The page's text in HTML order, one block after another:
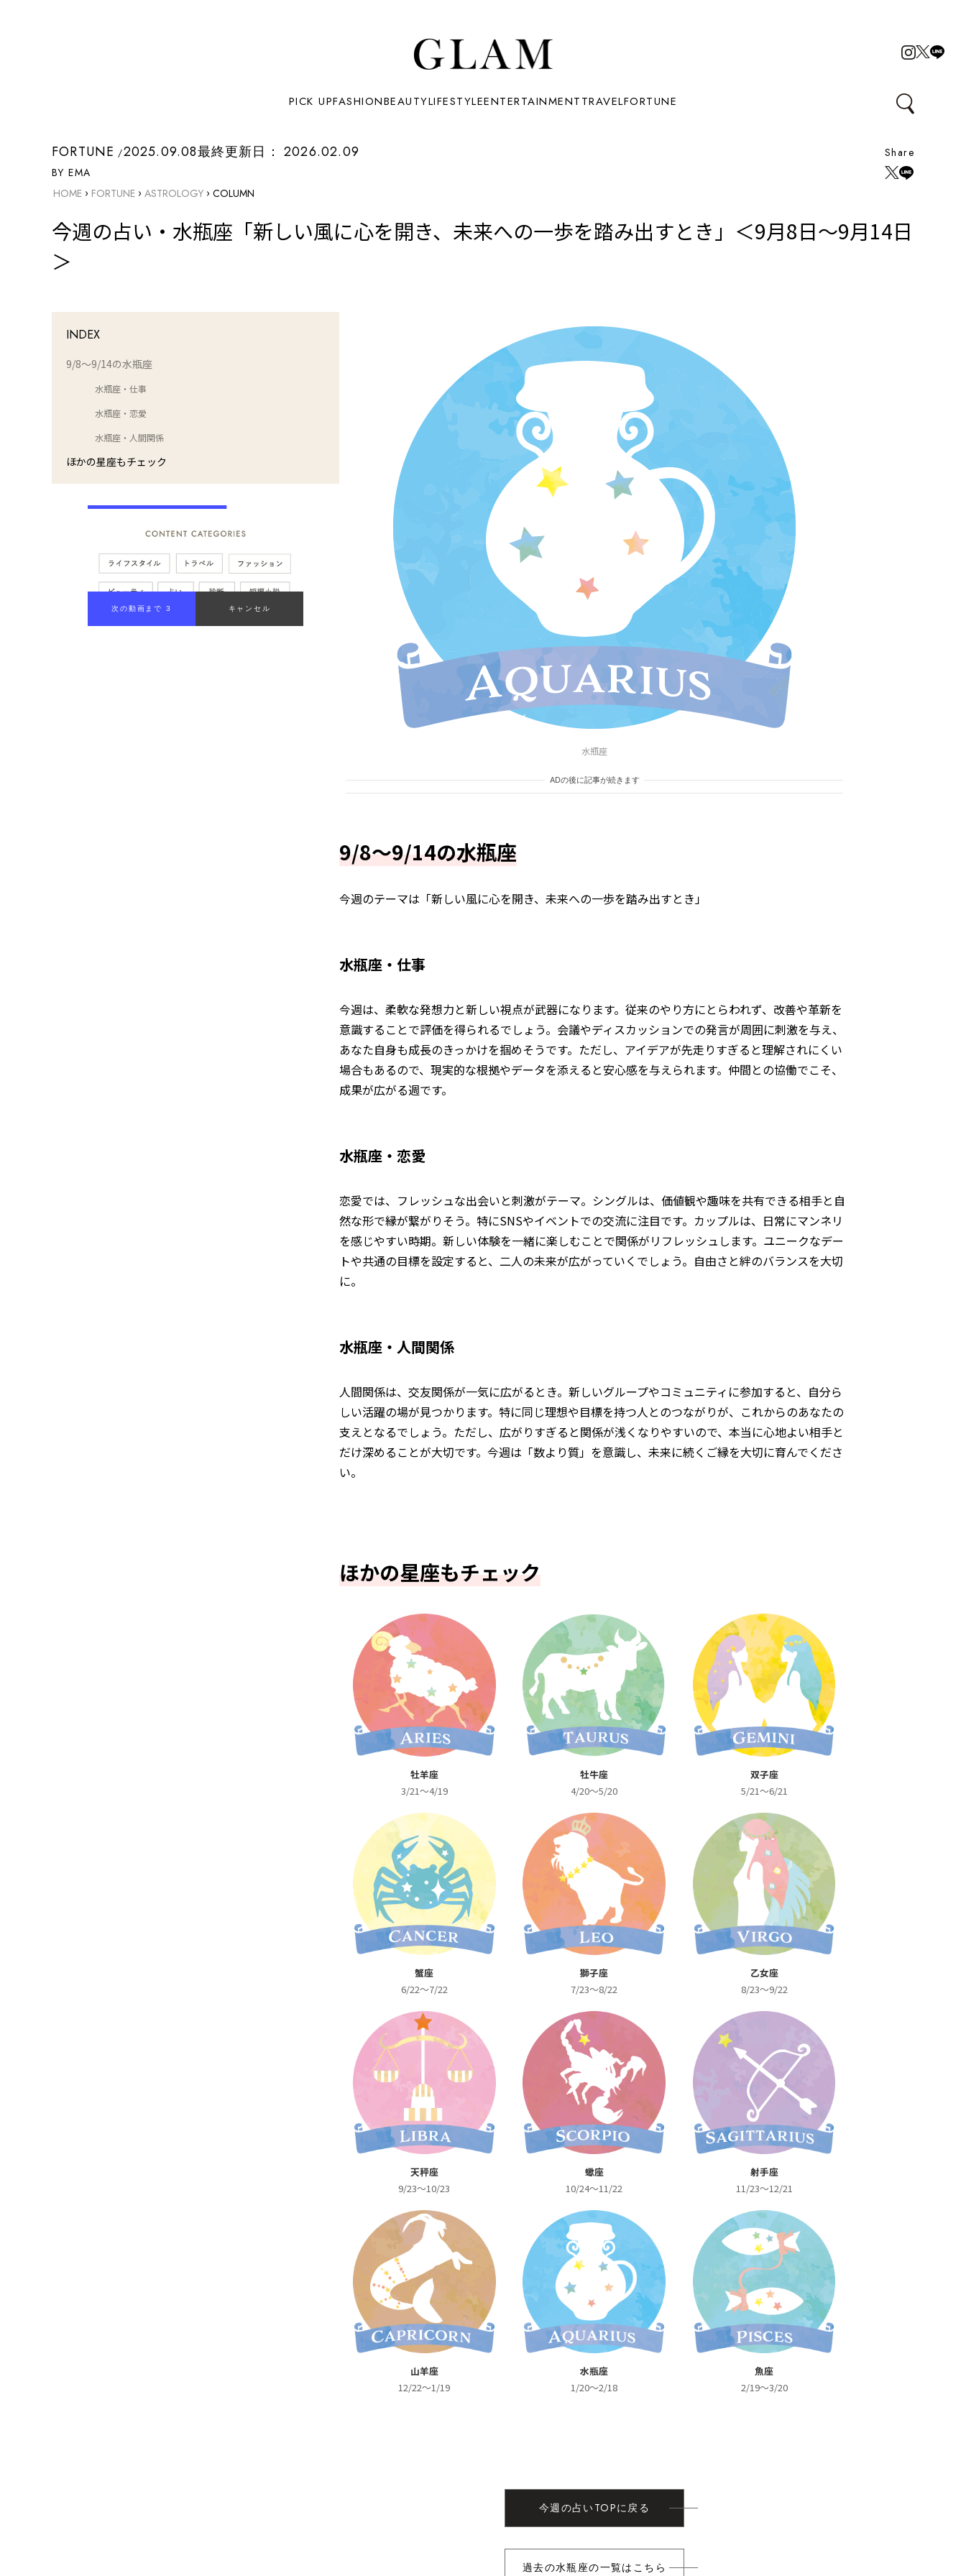
PICK UPFASHIONBEAUTYLIFESTYLEENTERTAINMENTTRAVELFORTUNE
FORTUNE 2025.09.08最終更新日： 2026.02.09
BY EMA
Share
HOME › FORTUNE › ASTROLOGY › COLUMN
今週の占い・水瓶座「新しい風に心を開き、未来への一歩を踏み出すとき」＜9月8日～9月14日
＞
INDEX
9/8～9/14の水瓶座
水瓶座・仕事
水瓶座・恋愛
水瓶座・人間関係
ほかの星座もチェック
次の動画まで 2 キャンセル
水瓶座
ADの後に記事が続きます
9/8～9/14の水瓶座
今週のテーマは「新しい風に心を開き、未来への一歩を踏み出すとき」
水瓶座・仕事
今週は、柔軟な発想力と新しい視点が武器になります。従来のやり方にとらわれず、改善や革新を
意識することで評価を得られるでしょう。会議やディスカッションでの発言が周囲に刺激を与え、
あなた自身も成長のきっかけを掴めそうです。ただし、アイデアが先走りすぎると理解されにくい
場合もあるので、現実的な根拠やデータを添えると安心感を与えられます。仲間との協働でこそ、
成果が広がる週です。
水瓶座・恋愛
恋愛では、フレッシュな出会いと刺激がテーマ。シングルは、価値観や趣味を共有できる相手と自
然な形で縁が繋がりそう。特にSNSやイベントでの交流に注目です。カップルは、日常にマンネリ
を感じやすい時期。新しい体験を一緒に楽しむことで関係がリフレッシュします。ユニークなデー
トや共通の目標を設定すると、二人の未来が広がっていくでしょう。自由さと絆のバランスを大切
に。
水瓶座・人間関係
人間関係は、交友関係が一気に広がるとき。新しいグループやコミュニティに参加すると、自分ら
しい活躍の場が見つかります。特に同じ理想や目標を持つ人とのつながりが、これからのあなたの
支えとなるでしょう。ただし、広がりすぎると関係が浅くなりやすいので、本当に心地よい相手と
だけ深めることが大切です。今週は「数より質」を意識し、未来に続くご縁を大切に育んでくださ
い。
ほかの星座もチェック
牡羊座
3/21～4/19
牡牛座
4/20～5/20
双子座
5/21～6/21
蟹座
6/22～7/22
獅子座
7/23～8/22
乙女座
8/23～9/22
天秤座
9/23～10/23
蠍座
10/24～11/22
射手座
11/23～12/21
山羊座
12/22～1/19
水瓶座
1/20～2/18
魚座
2/19～3/20
今週の占いTOPに戻る
過去の水瓶座の一覧はこちら